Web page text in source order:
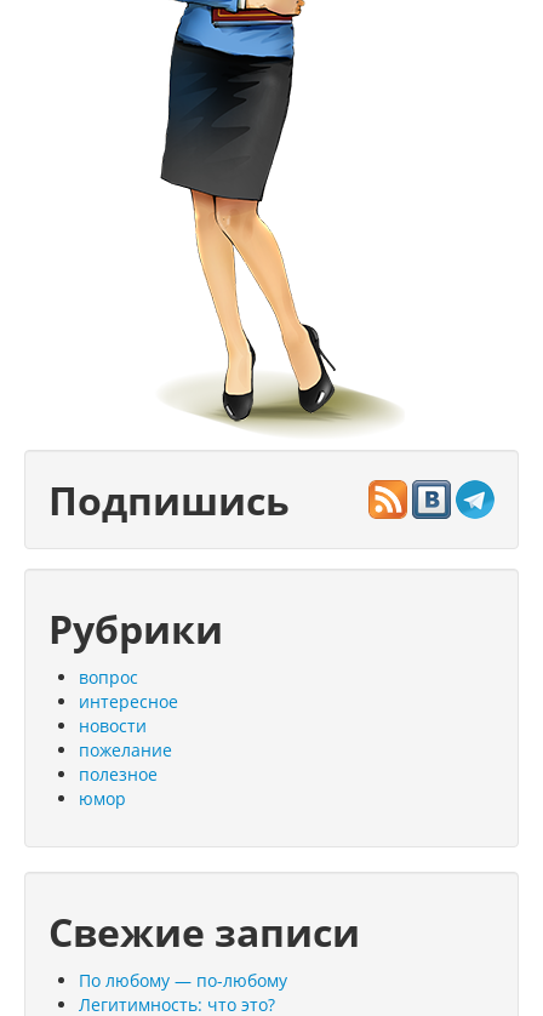
Подпишись
Рубрики
вопрос
интересное
новости
пожелание
полезное
юмор
Свежие записи
По любому — по-любому
Легитимность: что это?